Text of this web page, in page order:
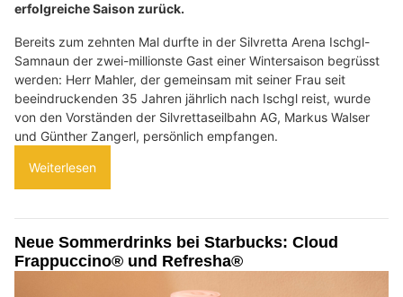
erfolgreiche Saison zurück.
Bereits zum zehnten Mal durfte in der Silvretta Arena Ischgl-
Samnaun der zwei-millionste Gast einer Wintersaison begrüsst
werden: Herr Mahler, der gemeinsam mit seiner Frau seit
beeindruckenden 35 Jahren jährlich nach Ischgl reist, wurde
von den Vorständen der Silvrettaseilbahn AG, Markus Walser
und Günther Zangerl, persönlich empfangen.
Weiterlesen
Neue Sommerdrinks bei Starbucks: Cloud
Frappuccino® und Refresha®